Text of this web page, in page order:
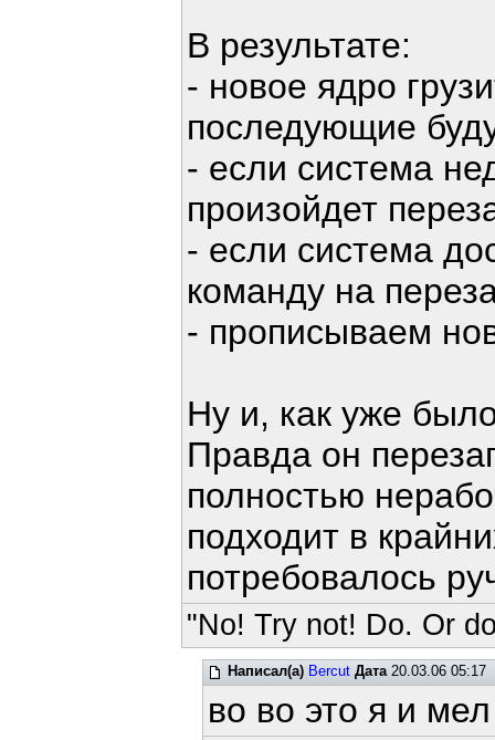
В результате:
- новое ядро
последующие
- если система
произойдет
- если система
команду на
- прописываем
Ну и, как уже
Правда он
полностью
подходит в
потребовалось
"No! Try not! Do. Or
Написал(а) Bercut Дата20.03.06 05:17
во во это я и